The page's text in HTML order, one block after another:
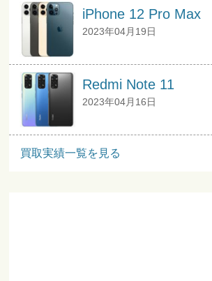
iPhone 12 Pro Max
2023年04月19日
Redmi Note 11
2023年04月16日
買取実績一覧を見る